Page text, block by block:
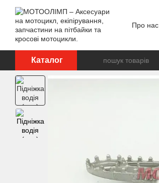
Перейти до основного контенту
Про нас
Каталог